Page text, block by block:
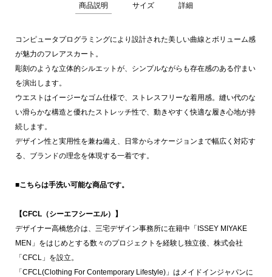
商品説明 サイズ 詳細
コンピュータプログラミングにより設計された美しい曲線とボリューム感
が魅力のフレアスカート。
彫刻のような立体的シルエットが、シンプルながらも存在感のある佇まい
を演出します。
ウエストはイージーなゴム仕様で、ストレスフリーな着用感。縫い代のな
い滑らかな構造と優れたストレッチ性で、動きやすく快適な履き心地が持
続します。
デザイン性と実用性を兼ね備え、日常からオケージョンまで幅広く対応す
る、ブランドの理念を体現する一着です。
■こちらは手洗い可能な商品です。
【CFCL（シーエフシーエル）】
デザイナー高橋悠介は、三宅デザイン事務所に在籍中「ISSEY MIYAKE
MEN」をはじめとする数々のプロジェクトを経験し独立後、株式会社
「CFCL」を設立。
「CFCL(Clothing For Contemporary Lifestyle)」はメイドインジャパンに